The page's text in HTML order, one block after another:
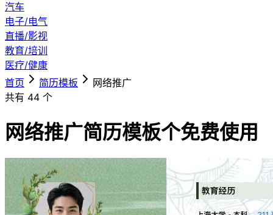
汽车
电子/电气
直播/影视
教育/培训
医疗/健康
首页
简历模板
网络推广
共有 44 个
网络推广简历模板个免费使用